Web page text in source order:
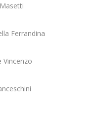
Ferrandina
Vincenzo